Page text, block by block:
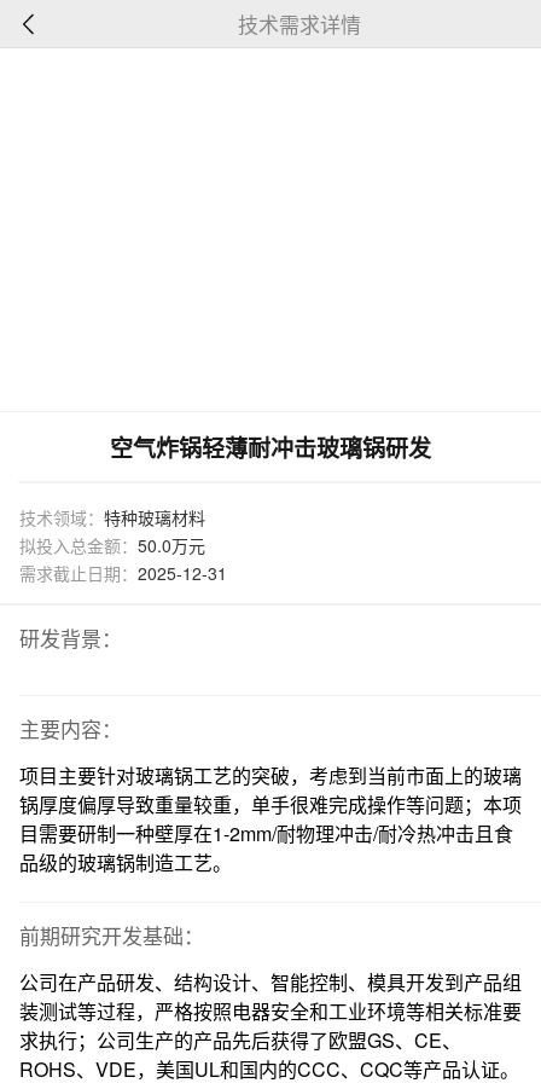
技术需求详情
空气炸锅轻薄耐冲击玻璃锅研发
技术领域： 特种玻璃材料
拟投入总金额： 50.0万元
需求截止日期： 2025-12-31
研发背景：
主要内容：
项目主要针对玻璃锅工艺的突破，考虑到当前市面上的玻璃
锅厚度偏厚导致重量较重，单手很难完成操作等问题；本项
目需要研制一种壁厚在1-2mm/耐物理冲击/耐冷热冲击且食
品级的玻璃锅制造工艺。
前期研究开发基础：
公司在产品研发、结构设计、智能控制、模具开发到产品组
装测试等过程，严格按照电器安全和工业环境等相关标准要
求执行；公司生产的产品先后获得了欧盟GS、CE、
ROHS、VDE，美国UL和国内的CCC、CQC等产品认证。